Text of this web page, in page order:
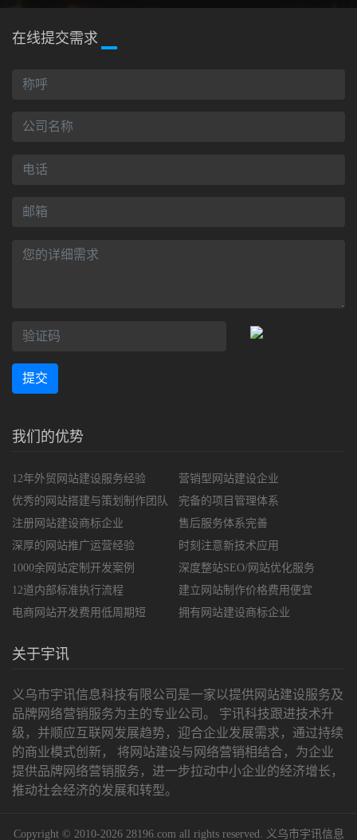
在线提交需求
提交
我们的优势
12年外贸网站建设服务经验
优秀的网站搭建与策划制作团队
注册网站建设商标企业
深厚的网站推广运营经验
1000余网站定制开发案例
12道内部标准执行流程
电商网站开发费用低周期短
营销型网站建设企业
完备的项目管理体系
售后服务体系完善
时刻注意新技术应用
深度整站SEO/网站优化服务
建立网站制作价格费用便宜
拥有网站建设商标企业
关于宇讯
义乌市宇讯信息科技有限公司是一家以提供网站建设服务及
品牌网络营销服务为主的专业公司。 宇讯科技跟进技术升
级，并顺应互联网发展趋势，迎合企业发展需求，通过持续
的商业模式创新， 将网站建设与网络营销相结合，为企业
提供品牌网络营销服务，进一步拉动中小企业的经济增长，
推动社会经济的发展和转型。
Copyright © 2010-2026 28196.com all rights reserved. 义乌市宇讯信息